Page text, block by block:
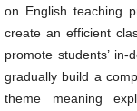
on English teaching
create an efficient
promote students’ in-
gradually build a
theme meaning